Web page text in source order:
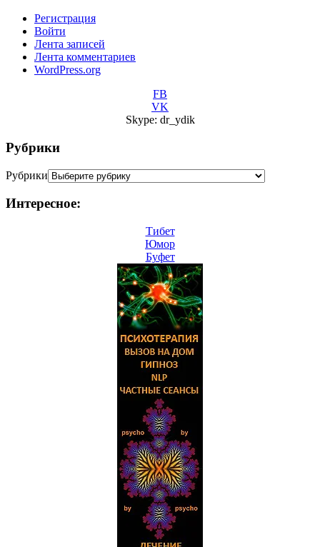
Регистрация
Войти
Лента записей
Лента комментариев
WordPress.org
FB
VK
Skype: dr_ydik
Рубрики
Рубрики
Интересное:
Тибет
Юмор
Буфет